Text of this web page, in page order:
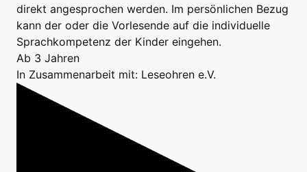
direkt angesprochen werden. Im persönlichen Bezug
kann der oder die Vorlesende auf die individuelle
Sprachkompetenz der Kinder eingehen.
Ab 3 Jahren
In Zusammenarbeit mit: Leseohren e.V.